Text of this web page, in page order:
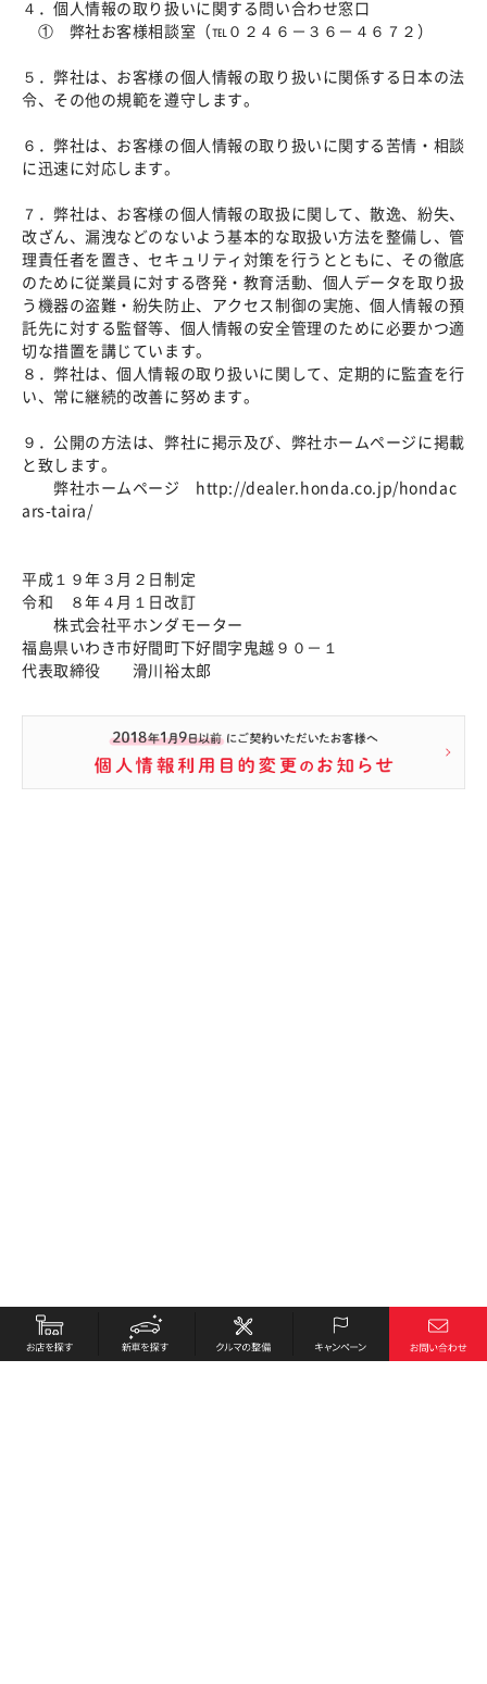
４．個人情報の取り扱いに関する問い合わせ窓口
① 弊社お客様相談室（℡０２４６－３６－４６７２）
５．弊社は、お客様の個人情報の取り扱いに関係する日本の法
令、その他の規範を遵守します。
６．弊社は、お客様の個人情報の取り扱いに関する苦情・相談
に迅速に対応します。
７．弊社は、お客様の個人情報の取扱に関して、散逸、紛失、
改ざん、漏洩などのないよう基本的な取扱い方法を整備し、管
理責任者を置き、セキュリティ対策を行うとともに、その徹底
のために従業員に対する啓発・教育活動、個人データを取り扱
う機器の盗難・紛失防止、アクセス制御の実施、個人情報の預
託先に対する監督等、個人情報の安全管理のために必要かつ適
切な措置を講じています。
８．弊社は、個人情報の取り扱いに関して、定期的に監査を行
い、常に継続的改善に努めます。
９．公開の方法は、弊社に掲示及び、弊社ホームページに掲載
と致します。
弊社ホームページ http://dealer.honda.co.jp/hondac
ars-taira/
平成１９年３月２日制定
令和 ８年４月１日改訂
株式会社平ホンダモーター
福島県いわき市好間町下好間字鬼越９０－１
代表取締役 滑川裕太郎